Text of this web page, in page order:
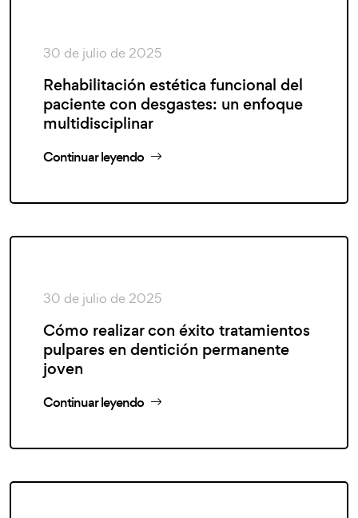
30 de julio de 2025
Rehabilitación estética funcional del
paciente con desgastes: un enfoque
multidisciplinar
Continuar leyendo
30 de julio de 2025
Cómo realizar con éxito tratamientos
pulpares en dentición permanente
joven
Continuar leyendo